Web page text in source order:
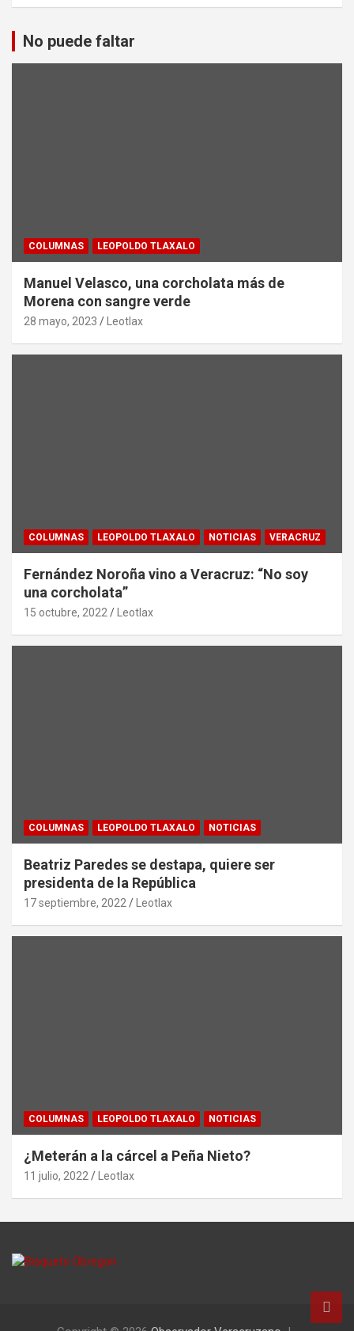
No puede faltar
COLUMNAS LEOPOLDO TLAXALO
Manuel Velasco, una corcholata más de
Morena con sangre verde
28 mayo, 2023 Leotlax
COLUMNAS LEOPOLDO TLAXALO NOTICIAS VERACRUZ
Fernández Noroña vino a Veracruz: “No soy
una corcholata”
15 octubre, 2022 Leotlax
COLUMNAS LEOPOLDO TLAXALO NOTICIAS
Beatriz Paredes se destapa, quiere ser
presidenta de la República
17 septiembre, 2022 Leotlax
COLUMNAS LEOPOLDO TLAXALO NOTICIAS
¿Meterán a la cárcel a Peña Nieto?
11 julio, 2022 Leotlax